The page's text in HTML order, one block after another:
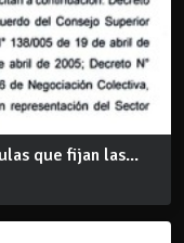
que fijan las...